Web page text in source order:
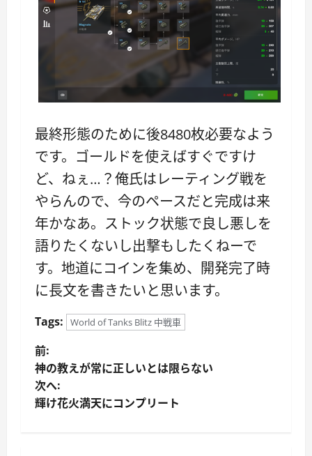
最終形態のために後8480枚必要なよう
です。ゴールドを使えばすぐですけ
ど、ねぇ…？俺氏はレーティング戦を
やらんので、今のペースだと完成は来
年かなあ。ストック状態で良し悪しを
語りたくないし出撃もしたくねーで
す。地道にコインを集め、開発完了時
に長文を書きたいと思います。
Tags: World of Tanks Blitz 中戦車
投
稿
ナ
前:
神の教えが常に正しいとは限らない
次へ:
輝け花火満天にコンプリート